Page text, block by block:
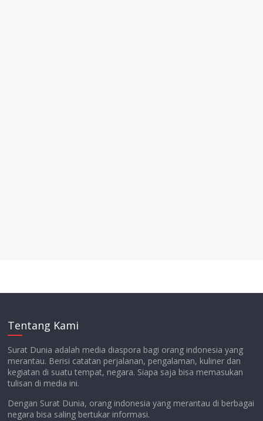
Tentang Kami
Surat Dunia adalah media diaspora bagi orang indonesia yang
merantau. Berisi catatan perjalanan, pengalaman, kuliner dan
kegiatan di suatu tempat, negara. Siapa saja bisa memasukan
tulisan di media ini.
Dengan Surat Dunia, orang indonesia yang merantau di berbagai
negara bisa saling bertukar informasi.